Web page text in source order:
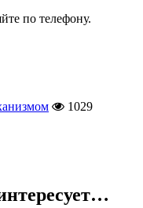
по телефону.
1029